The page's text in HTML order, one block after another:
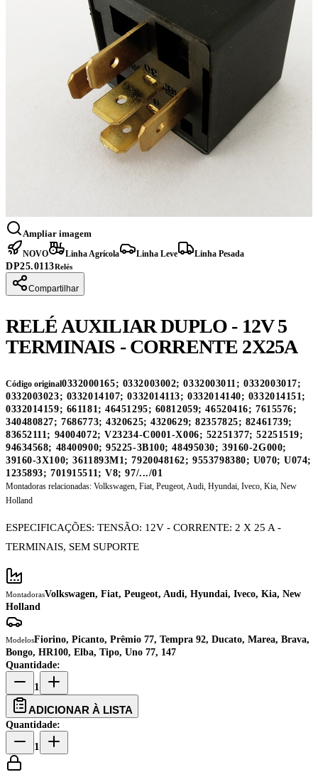
Ampliar imagem
NOVO Linha Agrícola Linha Leve Linha Pesada
DP25.0113Relés
Compartilhar
RELÉ AUXILIAR DUPLO - 12V 5
TERMINAIS - CORRENTE 2X25A
Código original0332000165; 0332003002; 0332003011; 0332003017;
0332003023; 0332014107; 0332014113; 0332014140; 0332014151;
0332014159; 661181; 46451295; 60812059; 46520416; 7615576;
340480827; 7686773; 4320625; 4320629; 82357825; 82461739;
83652111; 94004072; V23234-C0001-X006; 52251377; 52251519;
94634568; 48400900; 95225-3B100; 48495030; 39160-2G000;
39160-3X100; 3611893M1; 7920048162; 9553798380; U070; U074;
1235893; 701915511; V8; 97/.../01
Montadoras relacionadas: Volkswagen, Fiat, Peugeot, Audi, Hyundai, Iveco, Kia, New
Holland
ESPECIFICAÇÕES: TENSÃO: 12V - CORRENTE: 2 X 25 A -
TERMINAIS, SEM SUPORTE
MontadorasVolkswagen, Fiat, Peugeot, Audi, Hyundai, Iveco, Kia, New
Holland
ModelosFiorino, Picanto, Prêmio 77, Tempra 92, Ducato, Marea, Brava,
Bongo, HR100, Elba, Tipo, Uno 77, 147
Quantidade:
1
ADICIONAR À LISTA
Quantidade:
1